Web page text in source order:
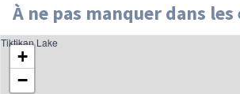
À ne pas manquer dans
+
−
Tiktikan Lake